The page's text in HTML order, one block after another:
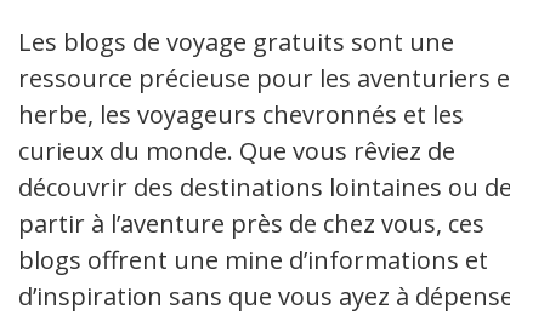
Les blogs de voyage gratuits sont une
ressource précieuse pour les aventuriers en
herbe, les voyageurs chevronnés et les
curieux du monde. Que vous rêviez de
découvrir des destinations lointaines ou de
partir à l’aventure près de chez vous, ces
blogs offrent une mine d’informations et
d’inspiration sans que vous ayez à dépenser